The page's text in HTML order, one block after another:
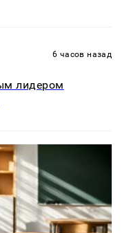
6 часов назад
лидером